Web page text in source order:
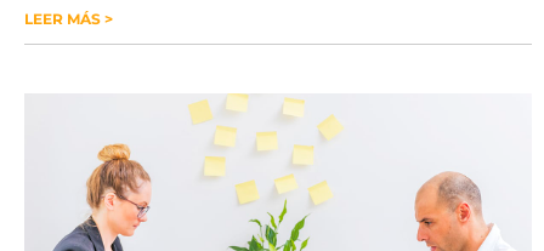
LEER MÁS >